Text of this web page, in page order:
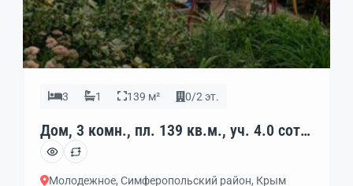
3 1 139 м² 0/2 эт.
Дом, 3 комн., пл. 139 кв.м., уч. 4.0 сот.,
код: 456801
Молодежное, Симферопольский район, Крым